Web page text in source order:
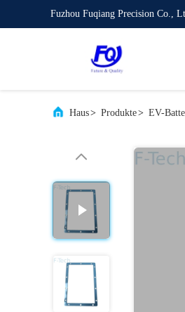
Fuzhou Fuqiang Precision Co.,
Haus> Produkte> EV-